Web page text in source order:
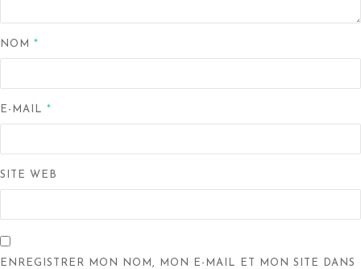
NOM *
E-MAIL *
SITE WEB
ENREGISTRER MON NOM, MON E-MAIL ET MON SITE DANS